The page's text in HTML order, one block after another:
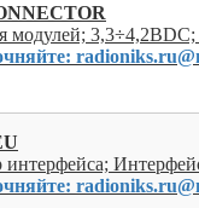
модулей;
интерфейса;